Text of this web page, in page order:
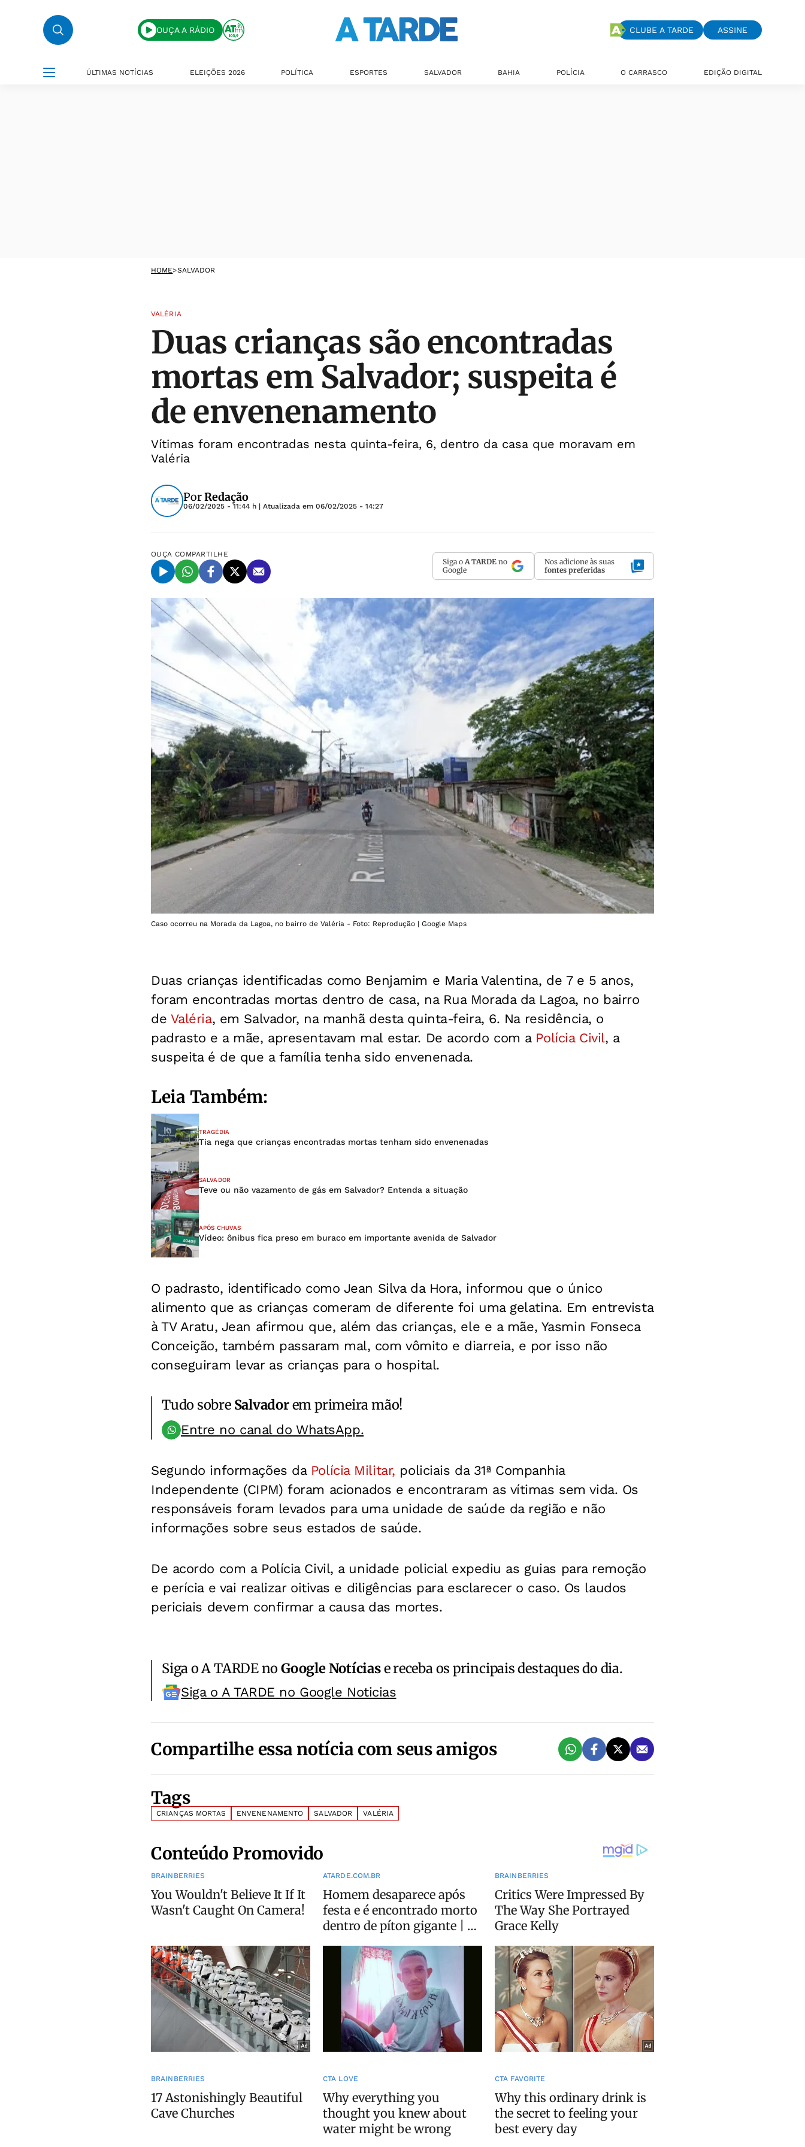
OUÇA A RÁDIO CLUBE A TARDE ASSINE
ÚLTIMAS NOTÍCIAS ELEIÇÕES 2026 POLÍTICA ESPORTES SALVADOR BAHIA POLÍCIA O CARRASCO EDIÇÃO DIGITAL
HOME>SALVADOR
VALÉRIA
Duas crianças são encontradas
mortas em Salvador; suspeita é
de envenenamento
Vítimas foram encontradas nesta quinta-feira, 6, dentro da casa que moravam em
Valéria
PorRedação
06/02/2025 - 11:44 h | Atualizada em 06/02/2025 - 14:27
OUÇA COMPARTILHE
Siga o A TARDE no
Google
Nos adicione às suas
fontes preferidas
Caso ocorreu na Morada da Lagoa, no bairro de Valéria - Foto: Reprodução | Google Maps
Duas crianças identificadas como Benjamim e Maria Valentina, de 7 e 5 anos,
foram encontradas mortas dentro de casa, na Rua Morada da Lagoa, no bairro
de Valéria, em Salvador, na manhã desta quinta-feira, 6. Na residência, o
padrasto e a mãe, apresentavam mal estar. De acordo com a Polícia Civil, a
suspeita é de que a família tenha sido envenenada.
Leia Também:
TRAGÉDIA
Tia nega que crianças encontradas mortas tenham sido envenenadas
SALVADOR
Teve ou não vazamento de gás em Salvador? Entenda a situação
APÓS CHUVAS
Vídeo: ônibus fica preso em buraco em importante avenida de Salvador
O padrasto, identificado como Jean Silva da Hora, informou que o único
alimento que as crianças comeram de diferente foi uma gelatina. Em entrevista
à TV Aratu, Jean afirmou que, além das crianças, ele e a mãe, Yasmin Fonseca
Conceição, também passaram mal, com vômito e diarreia, e por isso não
conseguiram levar as crianças para o hospital.
Tudo sobre Salvadorem primeira mão!
Entre no canal do WhatsApp.
Segundo informações da Polícia Militar, policiais da 31ª Companhia
Independente (CIPM) foram acionados e encontraram as vítimas sem vida. Os
responsáveis foram levados para uma unidade de saúde da região e não
informações sobre seus estados de saúde.
De acordo com a Polícia Civil, a unidade policial expediu as guias para remoção
e perícia e vai realizar oitivas e diligências para esclarecer o caso. Os laudos
periciais devem confirmar a causa das mortes.
Siga o A TARDE noGoogle Notíciase receba os principais destaques do dia.
Siga o A TARDE no Google Noticias
Compartilhe essa notícia com seus amigos
Tags
CRIANÇAS MORTAS ENVENENAMENTO SALVADOR VALÉRIA